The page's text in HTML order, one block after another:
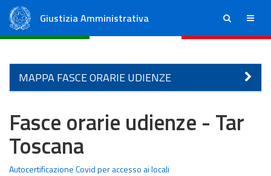
Giustizia Amministrativa ricerca menu
MAPPA FASCE ORARIE UDIENZE
Fasce orarie udienze - Tar
Toscana
Autocertificazione Covid per accesso ai locali